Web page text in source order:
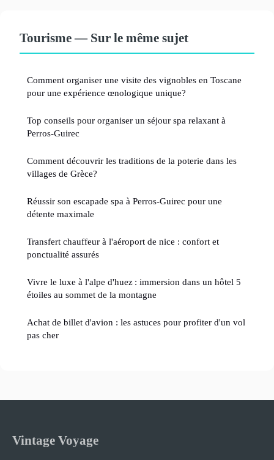
Tourisme — Sur le même sujet
Comment organiser une visite des vignobles en Toscane
pour une expérience œnologique unique?
Top conseils pour organiser un séjour spa relaxant à
Perros-Guirec
Comment découvrir les traditions de la poterie dans les
villages de Grèce?
Réussir son escapade spa à Perros-Guirec pour une
détente maximale
Transfert chauffeur à l'aéroport de nice : confort et
ponctualité assurés
Vivre le luxe à l'alpe d'huez : immersion dans un hôtel 5
étoiles au sommet de la montagne
Achat de billet d'avion : les astuces pour profiter d'un vol
pas cher
Vintage Voyage